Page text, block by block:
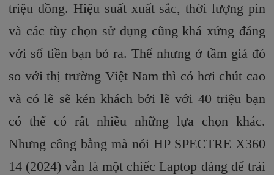
triệu đồng. Hiệu suất xuất sắc, thời lượng pin
và các tùy chọn sử dụng cũng khá xứng đáng
với số tiền bạn bỏ ra. Thế nhưng ở tầm giá đó
so với thị trường Việt Nam thì có hơi chút cao
và có lẽ sẽ kén khách bởi lẽ với 40 triệu bạn
có thể có rất nhiều những lựa chọn khác.
Nhưng công bằng mà nói HP SPECTRE X360
14 (2024) vẫn là một chiếc Laptop đáng để trải